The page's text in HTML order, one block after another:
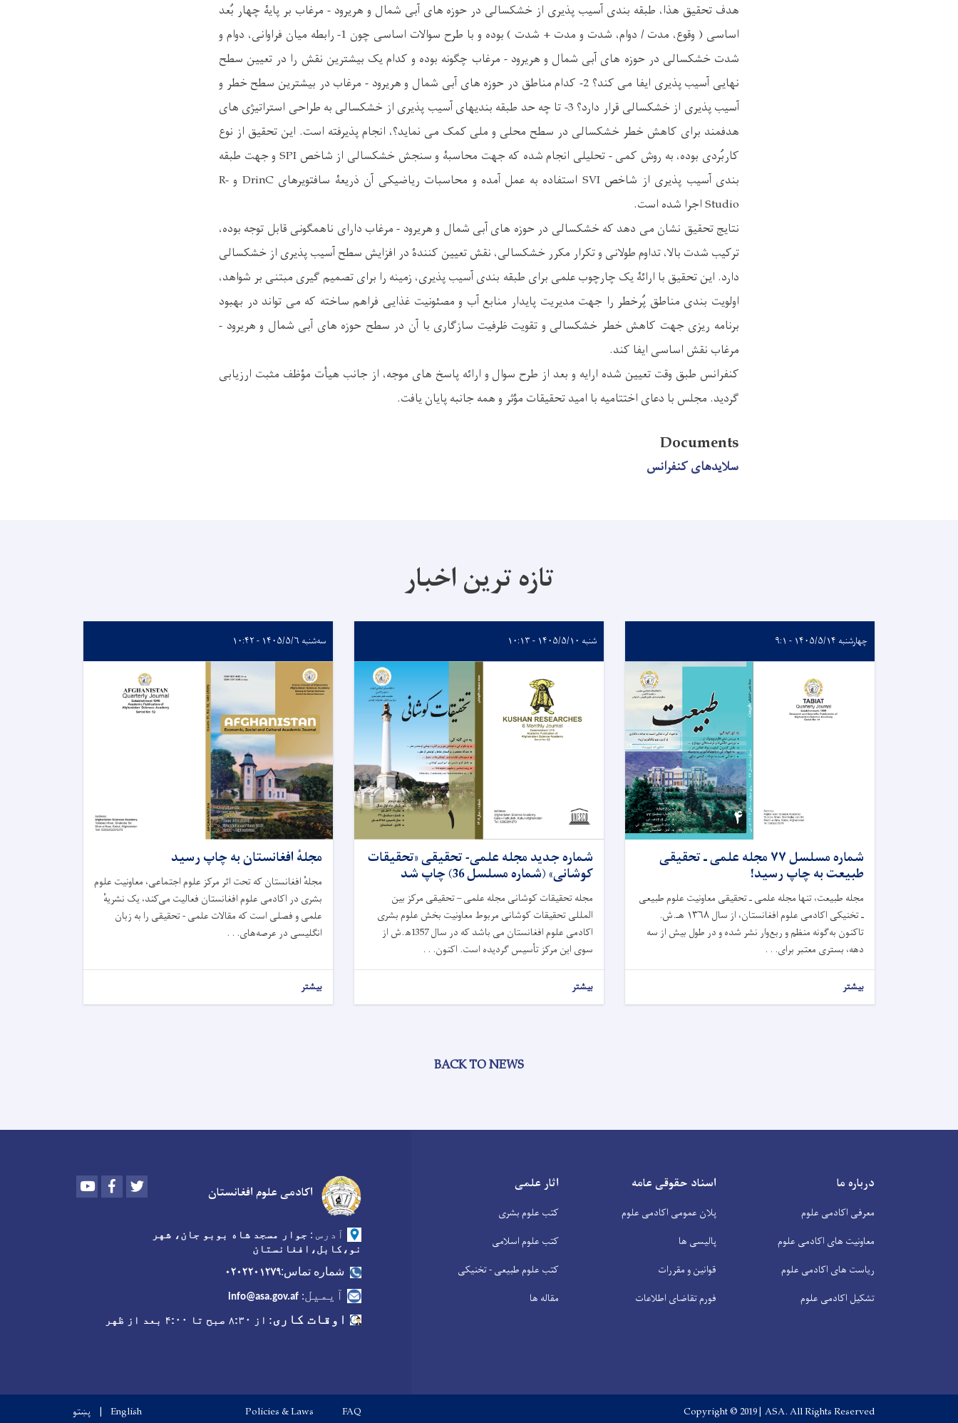
هدف تحقیق هذا، طبقه بندی آسیب پذیری از خشکسالی در حوزه های آبی شمال و هریرود - مرغاب بر پایۀ چهار بُعد
اساسی ( وقوع، مدت / دوام، شدت و مدت + شدت ) بوده و با طرح سوالات اساسی چون 1- رابطه میان فراوانی، دوام و
شدت خشکسالی در حوزه های آبی شمال و هریرود - مرغاب چگونه بوده و کدام یک بیشترین نقش را در تعیین سطح
نهایی آسیب پذیری ایفا می کند؟ 2- کدام مناطق در حوزه های آبی شمال و هریرود - مرغاب در بیشترین سطح خطر و
آسیب پذیری از خشکسالی قرار دارد؟ 3- تا چه حد طبقه بندیهای آسیب پذیری از خشکسالی به طراحی استراتیژی های
هدفمند برای کاهش خطر خشکسالی در سطح محلی و ملی کمک می نماید؟، انجام پذیرفته است. این تحقیق از نوع
کاربُردی بوده، به روش کمی - تحلیلی انجام شده که جهت محاسبۀ و سنجش خشکسالی از شاخص SPI و جهت طبقه
بندی آسیب پذیری از شاخص SVI استفاده به عمل آمده و محاسبات ریاضیکی آن ذریعۀ سافتویرهای DrinC و R-
Studio اجرا شده است.
نتایج تحقیق نشان می دهد که خشکسالی در حوزه های آبی شمال و هریرود - مرغاب دارای ناهمگونی قابل توجه بوده،
ترکیب شدت بالا، تداوم طولانی و تکرار مکرر خشکسالی، نقش تعیین کنندۀ در افزایش سطح آسیب پذیری از خشکسالی
دارد. این تحقیق با ارائۀ یک چارچوب علمی برای طبقه بندی آسیب پذیری، زمینه را برای تصمیم گیری مبتنی بر شواهد،
اولویت بندی مناطق پُرخطر را جهت مدیریت پایدار منابع آب و مصئونیت غذایی فراهم ساخته که می تواند در بهبود
برنامه ریزی جهت کاهش خطر خشکسالی و تقویت ظرفیت سازگاری با آن در سطح حوزه های آبی شمال و هریرود -
مرغاب نقش اساسی ایفا کند.
کنفرانس طبق وقت تعیین شده ارایه و بعد از طرح سوال و ارائه پاسخ های موجه، از جانب هیأت مؤظف مثبت ارزیابی
گردید. مجلس با دعای اختتامیه با امید تحقیقات مؤثر و همه جانبه پایان یافت.
Documents
سلایدهای کنفرانس
تازه ترین اخبار
چهارشنبه ۱۴۰۵/۵/۱۴ - ۹:۱
شماره مسلسل ۷۷ مجله علمی ـ تحقیقی
طبیعت به چاپ رسید!
مجله طبیعت، تنها مجله علمی ـ تحقیقی معاونیت علوم طبیعی
ـ تخنیکی اکادمی علوم افغانستان، از سال ۱۳۶۸ هـ.ش.
تاکنون به‌گونه منظم و ربع‌وار نشر شده و در طول بیش از سه
دهه، بستری معتبر برای. . .
بیشتر
شنبه ۱۴۰۵/۵/۱۰ - ۱۰:۱۳
شماره جدید مجله علمی- تحقیقی «تحقیقات
کوشانی» (شماره مسلسل 36) چاپ شد
مجله تحقیقات کوشانی مجله علمی – تحقیقی مرکز بین
المللی تحقیقات کوشانی مربوط معاونیت بخش علوم بشری
اکادمی علوم افغانستان می باشد که در سال 1357ﮪ.ش از
سوی این مرکز تأسیس گردیده است. اکنون. . .
بیشتر
سه‌شنبه ۱۴۰۵/۵/۶ - ۱۰:۴۲
مجلهٔ افغانستان به چاپ رسید
مجلهٔ افغانستان که تحت اثر مرکز علوم اجتماعی، معاونیت علوم
بشری در اکادمی علوم افغانستان فعالیت می‌کند، یک نشریهٔ
علمی و فصلی است که مقالات علمی - تحقیقی را به زبان
انگلیسی در عرصه‌های. . .
بیشتر
BACK TO NEWS
درباره ما
معرفی اکادمی علوم
معاونیت های اکادمی علوم
ریاست های اکادمی علوم
تشکیل اکادمی علوم
اسناد حقوقی عامه
پلان عمومی اکادمی علوم
پالیسی ها
قوانین و مقررات
فورم تقاضای اطلاعات
اثار علمی
کتب علوم بشری
کتب علوم اسلامی
کتب علوم طبیعی - تخنیکی
مقاله ها
اکادمی علوم افغانستان Youtube Facebook
آدرس : جوار مسجد شاه بوبو جان، شهر
نو،کابل،افغانستان
شماره تماس:۰۲۰۲۲۰۱۲۷۹
آیمیل:
info@asa.gov.af
اوقات کاری: از ۸:۳۰ صبح تا ۴:۰۰ بعد از ظهر
Copyright © 2019 | ASA. All Rights Reserved
Footer menu
FAQ
Policies & Laws
English پښتو